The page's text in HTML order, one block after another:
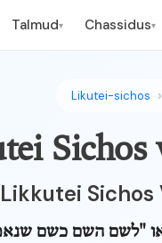
Talmud▾ Chassidus▾
Likutei-sichos
Sichos
Likkutei Sichos
"לשם השם כשם